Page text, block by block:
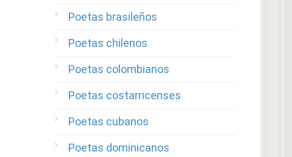
Poetas brasileños
Poetas chilenos
Poetas colombianos
Poetas costarricenses
Poetas cubanos
Poetas dominicanos